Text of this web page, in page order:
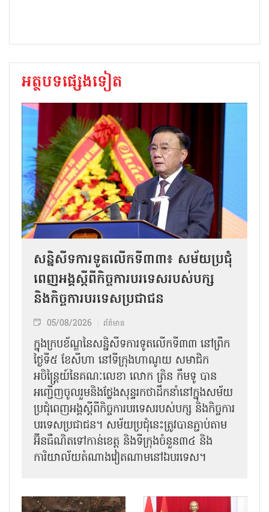
អត្ថបទផ្សេងទៀត
សន្និសីទការទូតលើកទី៣៣៖ សម័យប្រជុំ
ពេញអង្គស្តីពីកិច្ច​ការបរទេសរបស់​បក្ស
និងកិច្ច​ការបរទេសប្រជាជន
05/08/2026 ព័ត៌មាន
ក្នុងក្របខ័ណ្ឌនៃសន្និសីទការទូតលើកទី៣៣ នៅព្រឹក
ថ្ងៃទី៥ ខែសីហា នៅទីក្រុងហាណូយ សមាជិក
អចិន្ត្រៃយ៍នៃគណៈលេខា លោក ត្រិន កឹម​ទូ បាន
អញ្ជើញ​ចូលរួមនិងថ្លែងសុន្ទរកថាដឹកនាំនៅក្នុងសម័យ
ប្រជុំពេញអង្គស្តីពី​​កិច្ច​ការបរទេសរបស់​បក្ស និងកិច្ច​ការ
បរទេស​ប្រជាជន។ សម័យប្រជុំនេះត្រូវបានភ្ជាប់តាម
អ៊ីនធឺណិតទៅកាន់ខេត្ត និងទីក្រុងចំនួន៣៤ និង
ការិយាល័យតំណាងវៀតណាមនៅឯ​បរទេស។